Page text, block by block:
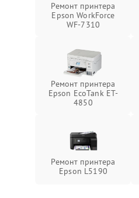
Ремонт принтера
Epson WorkForce
WF-7310
Ремонт принтера
Epson EcoTank ET-
4850
Ремонт принтера
Epson L5190